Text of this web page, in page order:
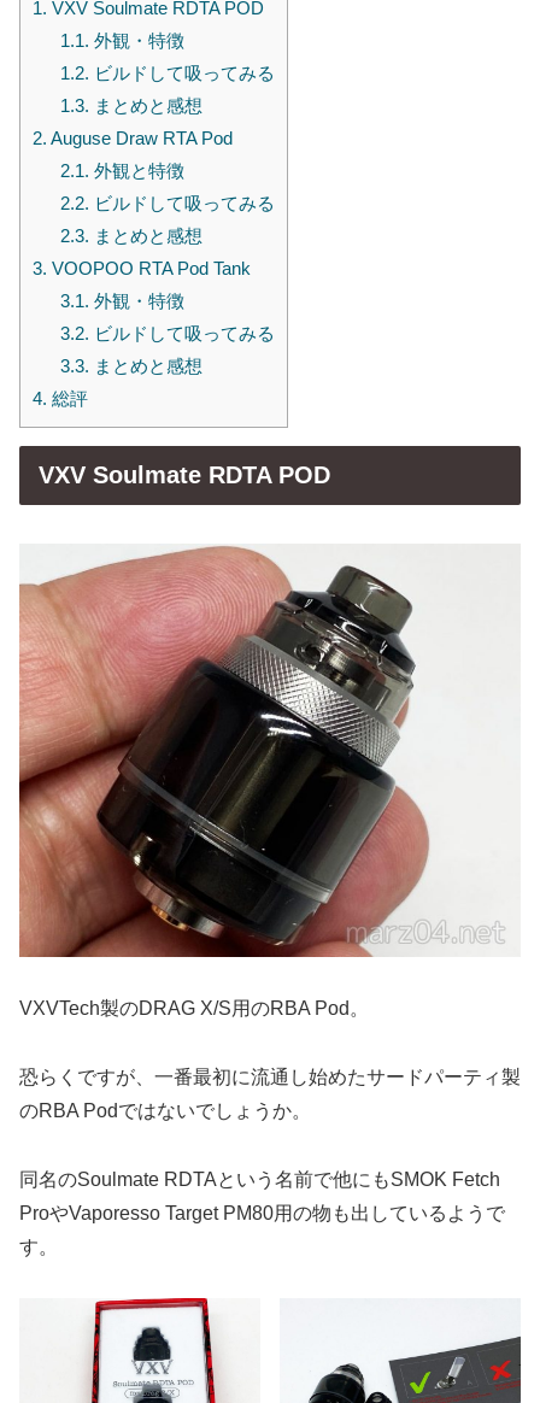
1. VXV Soulmate RDTA POD
1.1. 外観・特徴
1.2. ビルドして吸ってみる
1.3. まとめと感想
2. Auguse Draw RTA Pod
2.1. 外観と特徴
2.2. ビルドして吸ってみる
2.3. まとめと感想
3. VOOPOO RTA Pod Tank
3.1. 外観・特徴
3.2. ビルドして吸ってみる
3.3. まとめと感想
4. 総評
VXV Soulmate RDTA POD
VXVTech製のDRAG X/S用のRBA Pod。
恐らくですが、一番最初に流通し始めたサードパーティ製
のRBA Podではないでしょうか。
同名のSoulmate RDTAという名前で他にもSMOK Fetch
ProやVaporesso Target PM80用の物も出しているようで
す。